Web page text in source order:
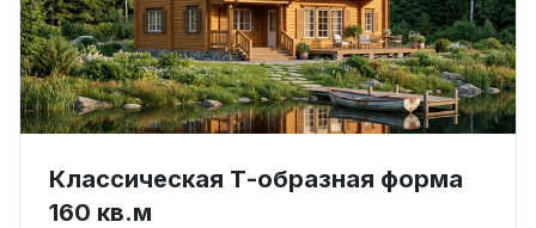
Классическая Т-образная форма
160 кв.м